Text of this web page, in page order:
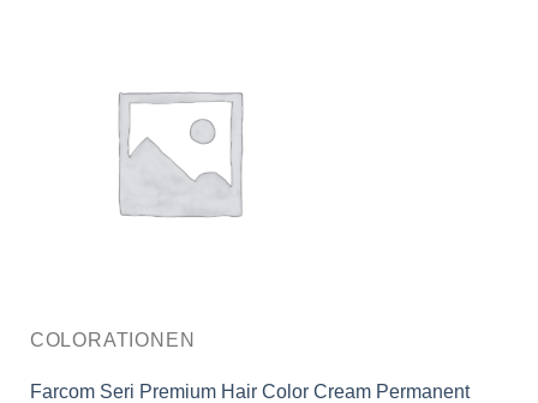
COLORATIONEN
Farcom Seri Premium Hair Color Cream Permanent